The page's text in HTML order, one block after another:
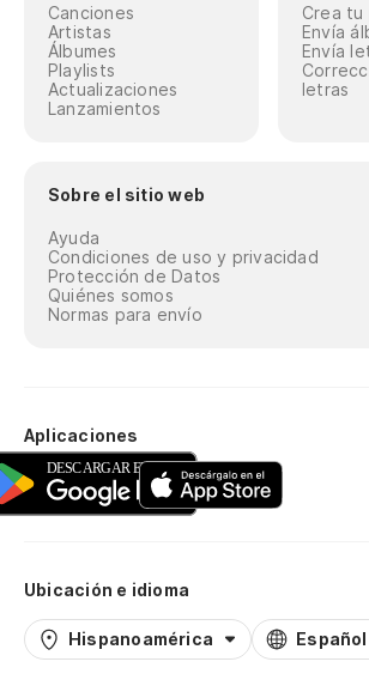
Canciones
Artistas
Álbumes
Playlists
Actualizaciones
Lanzamientos
Crea tu
Envía
Envía
letras
Sobre el sitio web
Ayuda
Condiciones de uso y privacidad
Protección de Datos
Quiénes somos
Normas para envío
Aplicaciones
Ubicación e idioma
Hispanoamérica Español